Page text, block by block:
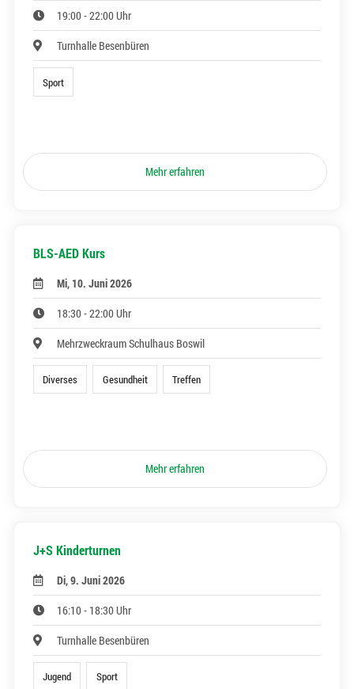
19:00 - 22:00 Uhr
Turnhalle Besenbüren
Sport
Mehr erfahren
BLS-AED Kurs
Mi, 10. Juni 2026
18:30 - 22:00 Uhr
Mehrzweckraum Schulhaus Boswil
Diverses Gesundheit Treffen
Mehr erfahren
J+S Kinderturnen
Di, 9. Juni 2026
16:10 - 18:30 Uhr
Turnhalle Besenbüren
Jugend Sport